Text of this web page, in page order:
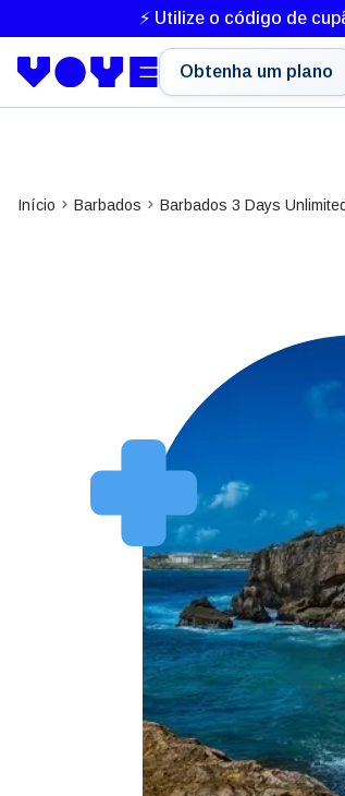
⚡ Utilize o código de
Obtenha um plano
Início Barbados Barbados 3 Days